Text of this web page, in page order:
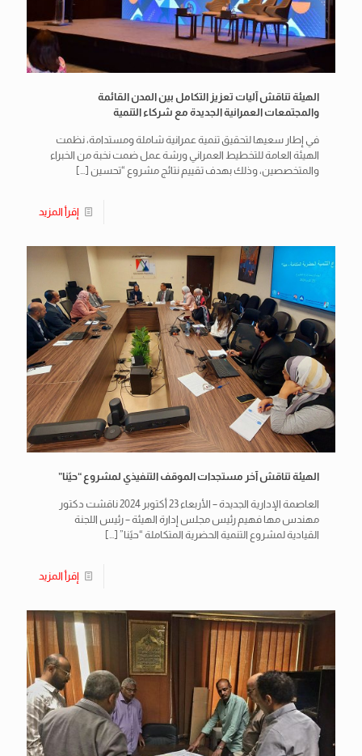
الهيئة تناقش آليات تعزيز التكامل بين المدن القائمة
والمجتمعات العمرانية الجديدة مع شركاء التنمية
في إطار سعيها لتحقيق تنمية عمرانية شاملة ومستدامة، نظمت
الهيئة العامة للتخطيط العمراني ورشة عمل ضمت نخبة من الخبراء
والمتخصصين، وذلك بهدف تقييم نتائج مشروع “تحسين […]
إقرأ المزيد
الهيئة تناقش آخر مستجدات الموقف التنفيذي لمشروع “حيًنا”
العاصمة الإدارية الجديدة – الأربعاء 23 أكتوبر 2024 ناقشت دكتور
مهندس مها فهيم رئيس مجلس إدارة الهيئة – رئيس اللجنة
القيادية لمشروع التنمية الحضرية المتكاملة “حيًنا” […]
إقرأ المزيد